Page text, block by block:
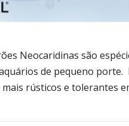
Neocaridinas são
de pequeno
rústicos e tolerantes